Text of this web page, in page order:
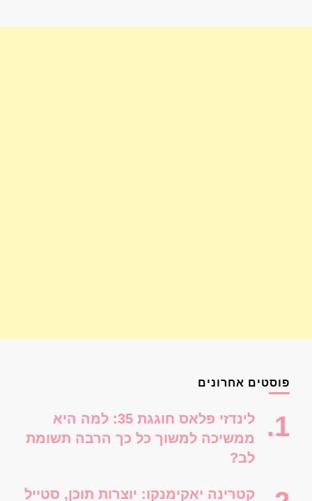
פוסטים אחרונים
לינדזי פלאס חוגגת 35: למה היא
ממשיכה למשוך כל כך הרבה תשומת
לב?
קטרינה יאקימנקו: יוצרות תוכן, סטייל